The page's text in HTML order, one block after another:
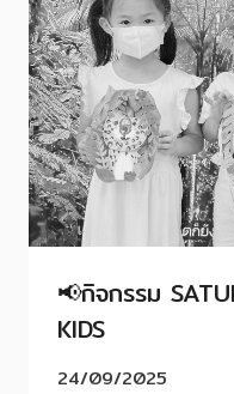
📢กิจกรรม
KIDS
24/09/2025